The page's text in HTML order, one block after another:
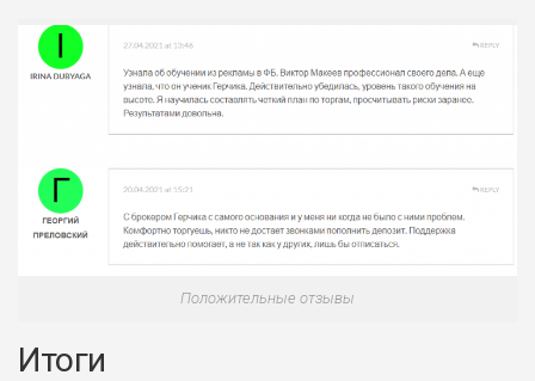
2
РИСКИ: НИЗКИЕ
ДОХОД: НИЗКИЙ
БЮДЖЕТ: НИЗКИЙ
ОБЗОР
ПОДОЙДЕТ
ВСЕМ
ДОХОД: СРЕДНИЙПоложительные отзывы
Итоги